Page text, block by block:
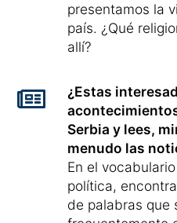
presentamos la
país. ¿Qué
allí?
¿Estas
Serbia y lees,
menudo las
En el
política,
de palabras que